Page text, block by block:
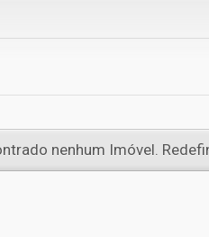
nenhum Imóvel.